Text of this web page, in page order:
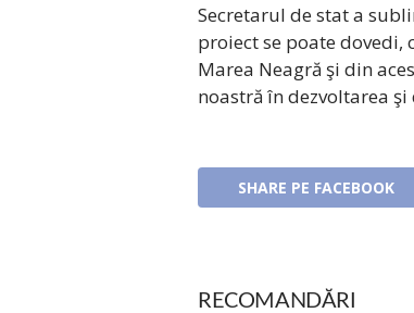
Secretarul de stat a
proiect se poate dovedi,
Marea Neagră şi din
noastră în dezvoltarea
SHARE PE FACEBOOK
RECOMANDĂRI